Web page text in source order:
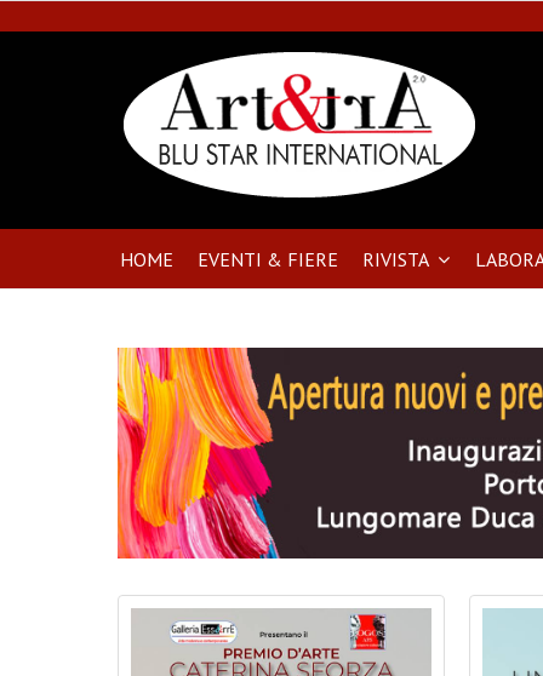
HOME EVENTI & FIERE RIVISTA